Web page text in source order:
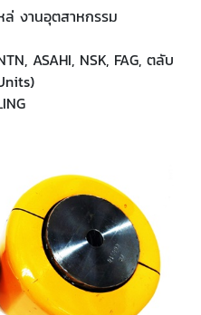
ล่ งานอุตสาหกรรม
ASAHI, NSK, FAG, ตลับ